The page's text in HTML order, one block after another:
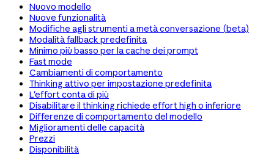
Nuovo modello
Nuove funzionalità
Modifiche agli strumenti a metà conversazione (beta)
Modalità fallback predefinita
Minimo più basso per la cache dei prompt
Fast mode
Cambiamenti di comportamento
Thinking attivo per impostazione predefinita
L'effort conta di più
Disabilitare il thinking richiede effort high o inferiore
Differenze di comportamento del modello
Miglioramenti delle capacità
Prezzi
Disponibilità